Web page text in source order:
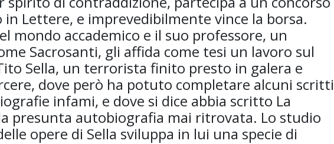
Lettere, e imprevedibilmente vince la borsa.
mondo accademico e il suo professore, un
Sacrosanti, gli affida come tesi un lavoro sul
Sella, un terrorista finito presto in galera e
dove però ha potuto completare alcuni scritti
infami, e dove si dice abbia scritto La
presunta autobiografia mai ritrovata. Lo studio
opere di Sella sviluppa in lui una specie di